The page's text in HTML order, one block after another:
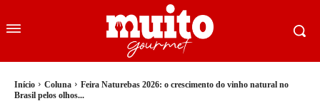
Início Coluna
Feira Naturebas 2026: o crescimento do vinho natural no
Brasil pelos olhos...